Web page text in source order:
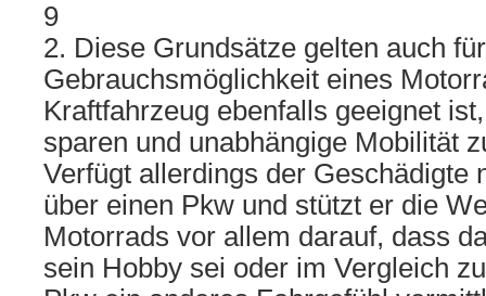
9
2. Diese Grundsätze gelten auch
Gebrauchsmöglichkeit eines
Kraftfahrzeug ebenfalls geeignet
sparen und unabhängige Mobilität
Verfügt allerdings der Geschädigte
über einen Pkw und stützt er die
Motorrads vor allem darauf, dass
sein Hobby sei oder im Vergleich